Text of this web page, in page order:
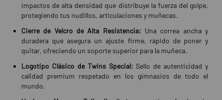
impactos de alta densidad que distribuye la fuerza del golpe,
protegiendo tus nudillos, articulaciones y muñecas.
Cierre de Velcro de Alta Resistencia: Una correa ancha y
duradera que asegura un ajuste firme, rápido de poner y
quitar, ofreciendo un soporte superior para la muñeca.
Logotipo Clásico de Twins Special: Sello de autenticidad y
calidad premium respetado en los gimnasios de todo el
mundo.